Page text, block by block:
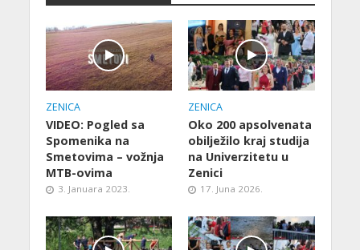
ZENICA
VIDEO: Pogled sa
Spomenika na
Smetovima – vožnja
MTB-ovima
3. Januara 2023.
ZENICA
Oko 200 apsolvenata
obilježilo kraj studija
na Univerzitetu u
Zenici
17. Juna 2026.